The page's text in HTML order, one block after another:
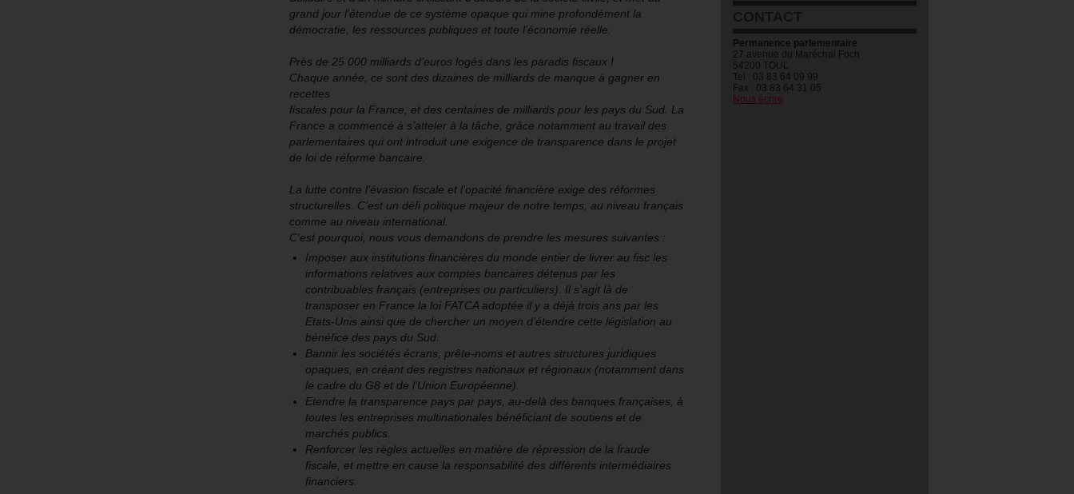
Permanence parlementaire
27 avenue du Maréchal Foch
54200 TOUL
Tel : 03 83 64 09 99
Fax : 03 83 64 31 05
Nous écrire
grand jour l’étendue de ce système opaque qui mine profondément la
démocratie, les ressources publiques et toute l’économie réelle.
Près de 25 000 milliards d’euros logés dans les paradis fiscaux !
Chaque année, ce sont des dizaines de milliards de manque à gagner en
recettes
fiscales pour la France, et des centaines de milliards pour les pays du Sud. La
France a commencé à s’atteler à la tâche, grâce notamment au travail des
parlementaires qui ont introduit une exigence de transparence dans le projet
de loi de réforme bancaire.
La lutte contre l’évasion fiscale et l’opacité financière exige des réformes
structurelles. C’est un défi politique majeur de notre temps, au niveau français
comme au niveau international.
C’est pourquoi, nous vous demandons de prendre les mesures suivantes :
Imposer aux institutions financières du monde entier de livrer au fisc les
informations relatives aux comptes bancaires détenus par les
contribuables français (entreprises ou particuliers). Il s’agit là de
transposer en France la loi FATCA adoptée il y a déjà trois ans par les
Etats-Unis ainsi que de chercher un moyen d’étendre cette législation au
bénéfice des pays du Sud.
Bannir les sociétés écrans, prête-noms et autres structures juridiques
opaques, en créant des registres nationaux et régionaux (notamment dans
le cadre du G8 et de l’Union Européenne).
Etendre la transparence pays par pays, au-delà des banques françaises, à
toutes les entreprises multinationales bénéficiant de soutiens et de
marchés publics.
Renforcer les règles actuelles en matière de répression de la fraude
fiscale, et mettre en cause la responsabilité des différents intermédiaires
financiers.